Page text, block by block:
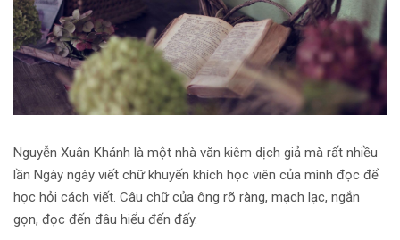
Nguyễn Xuân Khánh là một nhà văn kiêm dịch giả mà rất nhiều
lần Ngày ngày viết chữ khuyến khích học viên của mình đọc để
học hỏi cách viết. Câu chữ của ông rõ ràng, mạch lạc, ngắn
gọn, đọc đến đâu hiểu đến đấy.